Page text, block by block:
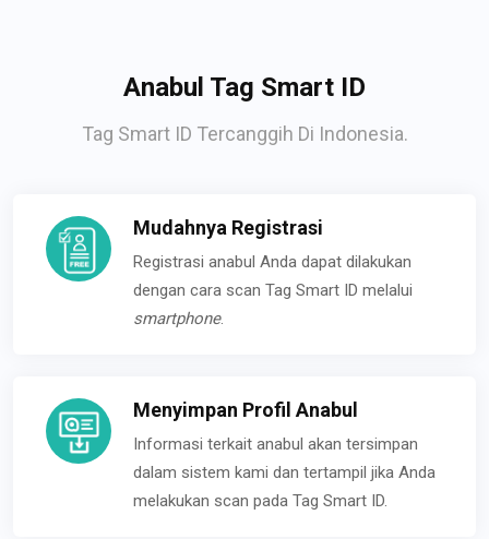
Anabul Tag Smart ID
Tag Smart ID Tercanggih Di Indonesia.
Mudahnya Registrasi
Registrasi anabul Anda dapat dilakukan
dengan cara scan Tag Smart ID melalui
smartphone.
Menyimpan Profil Anabul
Informasi terkait anabul akan tersimpan
dalam sistem kami dan tertampil jika Anda
melakukan scan pada Tag Smart ID.